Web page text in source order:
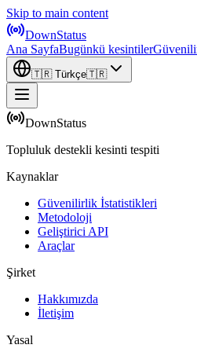
Skip to main content
DownStatus
Ana SayfaBugünkü kesintiler
🇹🇷 Türkçe🇹🇷
DownStatus
Topluluk destekli kesinti tespiti
Kaynaklar
Güvenilirlik İstatistikleri
Metodoloji
Geliştirici API
Araçlar
Şirket
Hakkımızda
İletişim
Yasal